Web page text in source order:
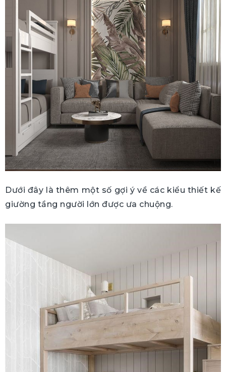
Dưới đây là thêm một số gợi ý về các kiểu thiết kế
giường tầng người lớn được ưa chuộng.